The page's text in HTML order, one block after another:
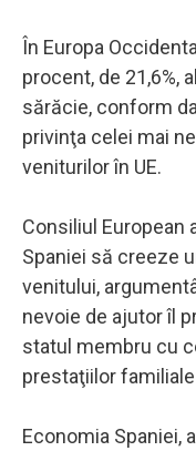
În Europa
procent, de 21,6%,
sărăcie, conform
privinţa celei mai
veniturilor în UE.
Consiliul European
Spaniei să creeze
venitului,
nevoie de ajutor îl
statul membru cu
prestaţiilor
Economia Spaniei,